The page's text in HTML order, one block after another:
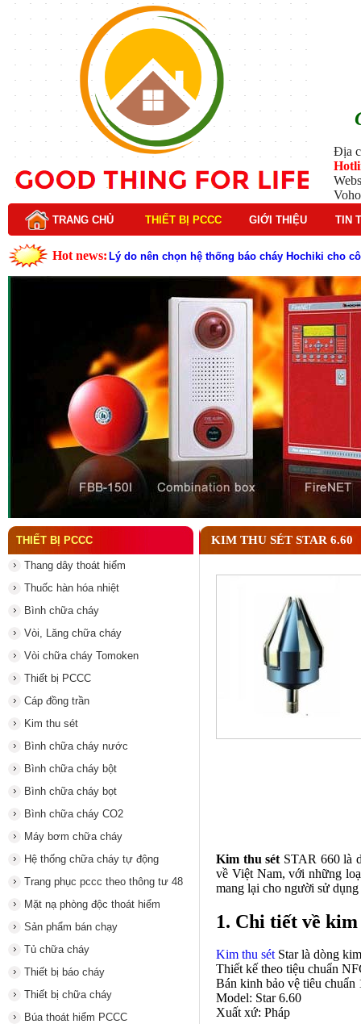
Địa
TRANG CHỦ THIẾT BỊ PCCC GIỚI THIỆU TIN
Hot news: Lý do nên chọn hệ thống báo cháy Hochiki cho
Cấu tạo và nguyên lý hoạt động của báo cháy
Tìm hiểu chi tiết về hệ thống báo cháy Horing
Các loại thang dây thoát hiểm phổ biến trên thị
Thang dây thoát hiểm có tác dụng gì trong tình
Cấu tạo đầu phun chữa cháy trong hệ thống
Kim thu sét là gì? Cấu tạo, nguyên lý hoạt động
Đầu phun chữa cháy là gì và nguyên lý hoạt động
Đầu phun chữa cháy là gì ? Tìm hiểu chi tiết từ A-
THIẾT BỊ PCCC
Thang dây thoát hiểm
Thuốc hàn hóa nhiệt
Bình chữa cháy
Vòi, Lăng chữa cháy
Vòi chữa cháy Tomoken
Thiết bị PCCC
Cáp đồng trần
Kim thu sét
Bình chữa cháy nước
Bình chữa cháy bột
Bình chữa cháy bọt
Bình chữa cháy CO2
Máy bơm chữa cháy
Hệ thống chữa cháy tự động
Trang phục pccc theo thông tư 48
Mặt nạ phòng độc thoát hiểm
Sản phẩm bán chạy
Tủ chữa cháy
Thiết bị báo cháy
Thiết bị chữa cháy
Búa thoát hiểm PCCC
KIM THU SÉT STAR 6.60
Kim thu sét STAR 660 là
về Việt Nam, với những
mang lại cho người sử dụng
1. Chi tiết về kim
Kim thu sét Star là dòng
Thiết kế theo tiệu chuẩn
Bán kinh bảo vệ tiêu chuẩn
Model: Star 6.60
Xuất xứ: Pháp